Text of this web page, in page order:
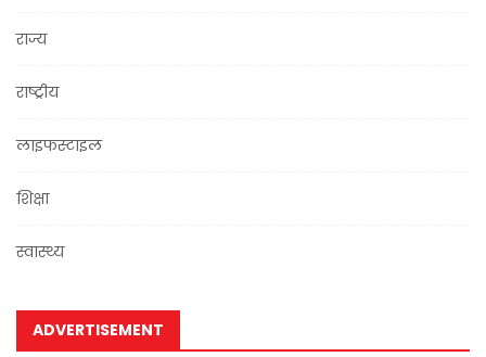
राज्य
राष्ट्रीय
लाइफस्टाइल
शिक्षा
स्वास्थ्य
ADVERTISEMENT